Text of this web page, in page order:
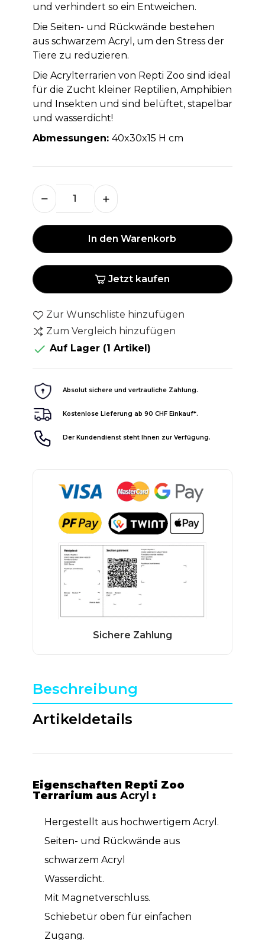
und verhindert so ein Entweichen.
Die Seiten- und Rückwände bestehen
aus schwarzem Acryl, um den Stress der
Tiere zu reduzieren.
Die Acrylterrarien von Repti Zoo sind ideal
für die Zucht kleiner Reptilien, Amphibien
und Insekten und sind belüftet, stapelbar
und wasserdicht!
Abmessungen: 40x30x15 H cm
In den Warenkorb
Jetzt kaufen
Zur Wunschliste hinzufügen
Zum Vergleich hinzufügen
 Auf Lager (1 Artikel)
Absolut sichere und vertrauliche Zahlung.
Kostenlose Lieferung ab 90 CHF Einkauf*.
Der Kundendienst steht Ihnen zur Verfügung.
Beschreibung
Artikeldetails
Eigenschaften Repti Zoo
Terrarium aus Acryl :
Hergestellt aus hochwertigem Acryl.
Seiten- und Rückwände aus
schwarzem Acryl
Wasserdicht.
Mit Magnetverschluss.
Schiebetür oben für einfachen
Zugang.